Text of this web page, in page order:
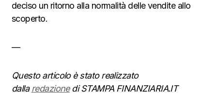
deciso un ritorno alla normalità delle vendite allo
scoperto.
—
Questo articolo è stato realizzato
dallaredazionedi STAMPA FINANZIARIA.IT